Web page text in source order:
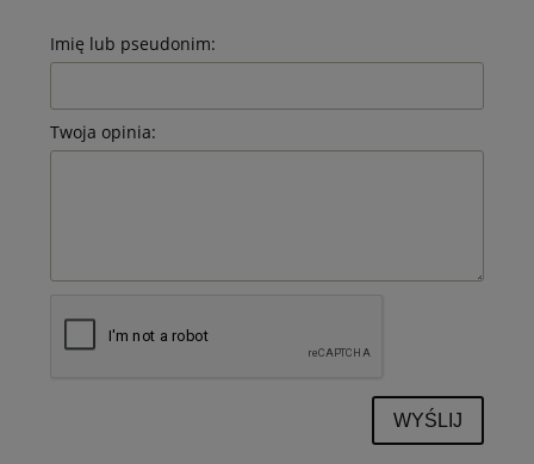
Imię lub pseudonim:
Twoja opinia:
WYŚLIJ